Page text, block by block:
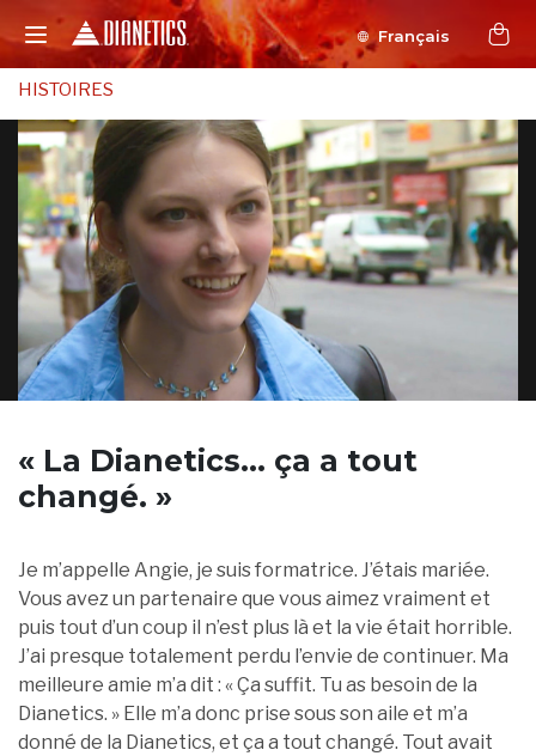
Français
HISTOIRES
« La Dianetics… ça a tout
changé. »
Je m’appelle Angie, je suis formatrice. J’étais mariée.
Vous avez un partenaire que vous aimez vraiment et
puis tout d’un coup il n’est plus là et la vie était horrible.
J’ai presque totalement perdu l’envie de continuer. Ma
meilleure amie m’a dit : « Ça suffit. Tu as besoin de la
Dianetics. » Elle m’a donc prise sous son aile et m’a
donné de la Dianetics, et ça a tout changé. Tout avait